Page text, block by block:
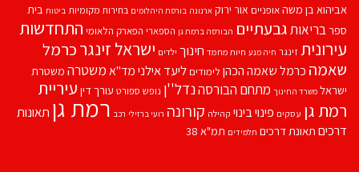
אביהוא בן משהאופניים אור ירוק ארנונה בורסת היהלומים בחירות מקומיות ביטוח בית
ספרבריאותגבעתיים הבורסה ברמת גן הספארי הפארק הלאומי התחדשות
עירוניתזינגר חיה מנע חיות מחמד חינוך ילדים ישראל זינגרכרמל
שאמה כרמל שאמה הכהן לימודים ליעד אילנימד''אמשטרה משטרת
ישראל משרד החינוך מתחם הבורסהנדל''ן נופש ספורט עורך דין עיריית
רמת גן עסקים פינוי בינוי קהילה קורונה רועי ברזילי רכב רמת גן תאונות
דרכים תאונת דרכים תלמידים תמ"א 38